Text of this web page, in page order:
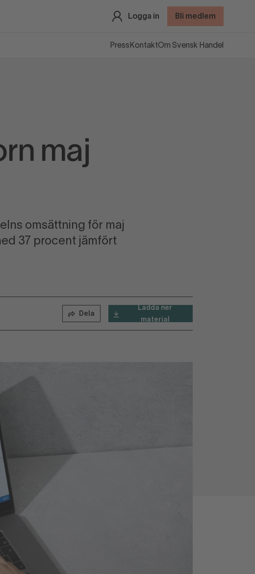
Logga in Bli medlem
Press KontaktOm Svensk Handel
maj
omsättning för maj
37 procent jämfört
Dela
Ladda ner
material